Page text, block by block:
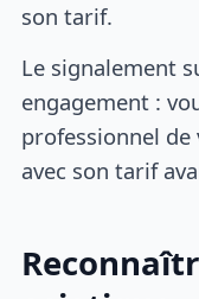
son tarif.
Le signalement
engagement :
professionnel
avec son tarif